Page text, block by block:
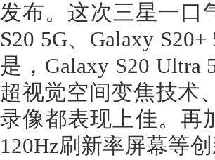
发布。这次三星一口
S20 5G、Galaxy
是，Galaxy S20
超视觉空间变焦技术
录像都表现上佳。再
120Hz刷新率屏幕等